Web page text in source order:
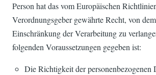
Person hat das vom Europäischen
Verordnungsgeber gewährte Recht, von
Einschränkung der Verarbeitung zu
folgenden Voraussetzungen gegeben ist:
Die Richtigkeit der personenbezogenen